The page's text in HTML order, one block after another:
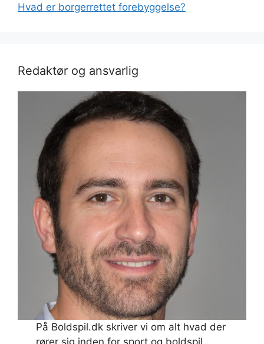
Hvad er borgerrettet forebyggelse?
Redaktør og ansvarlig
På Boldspil.dk skriver vi om alt hvad der
rører sig inden for sport og boldspil.